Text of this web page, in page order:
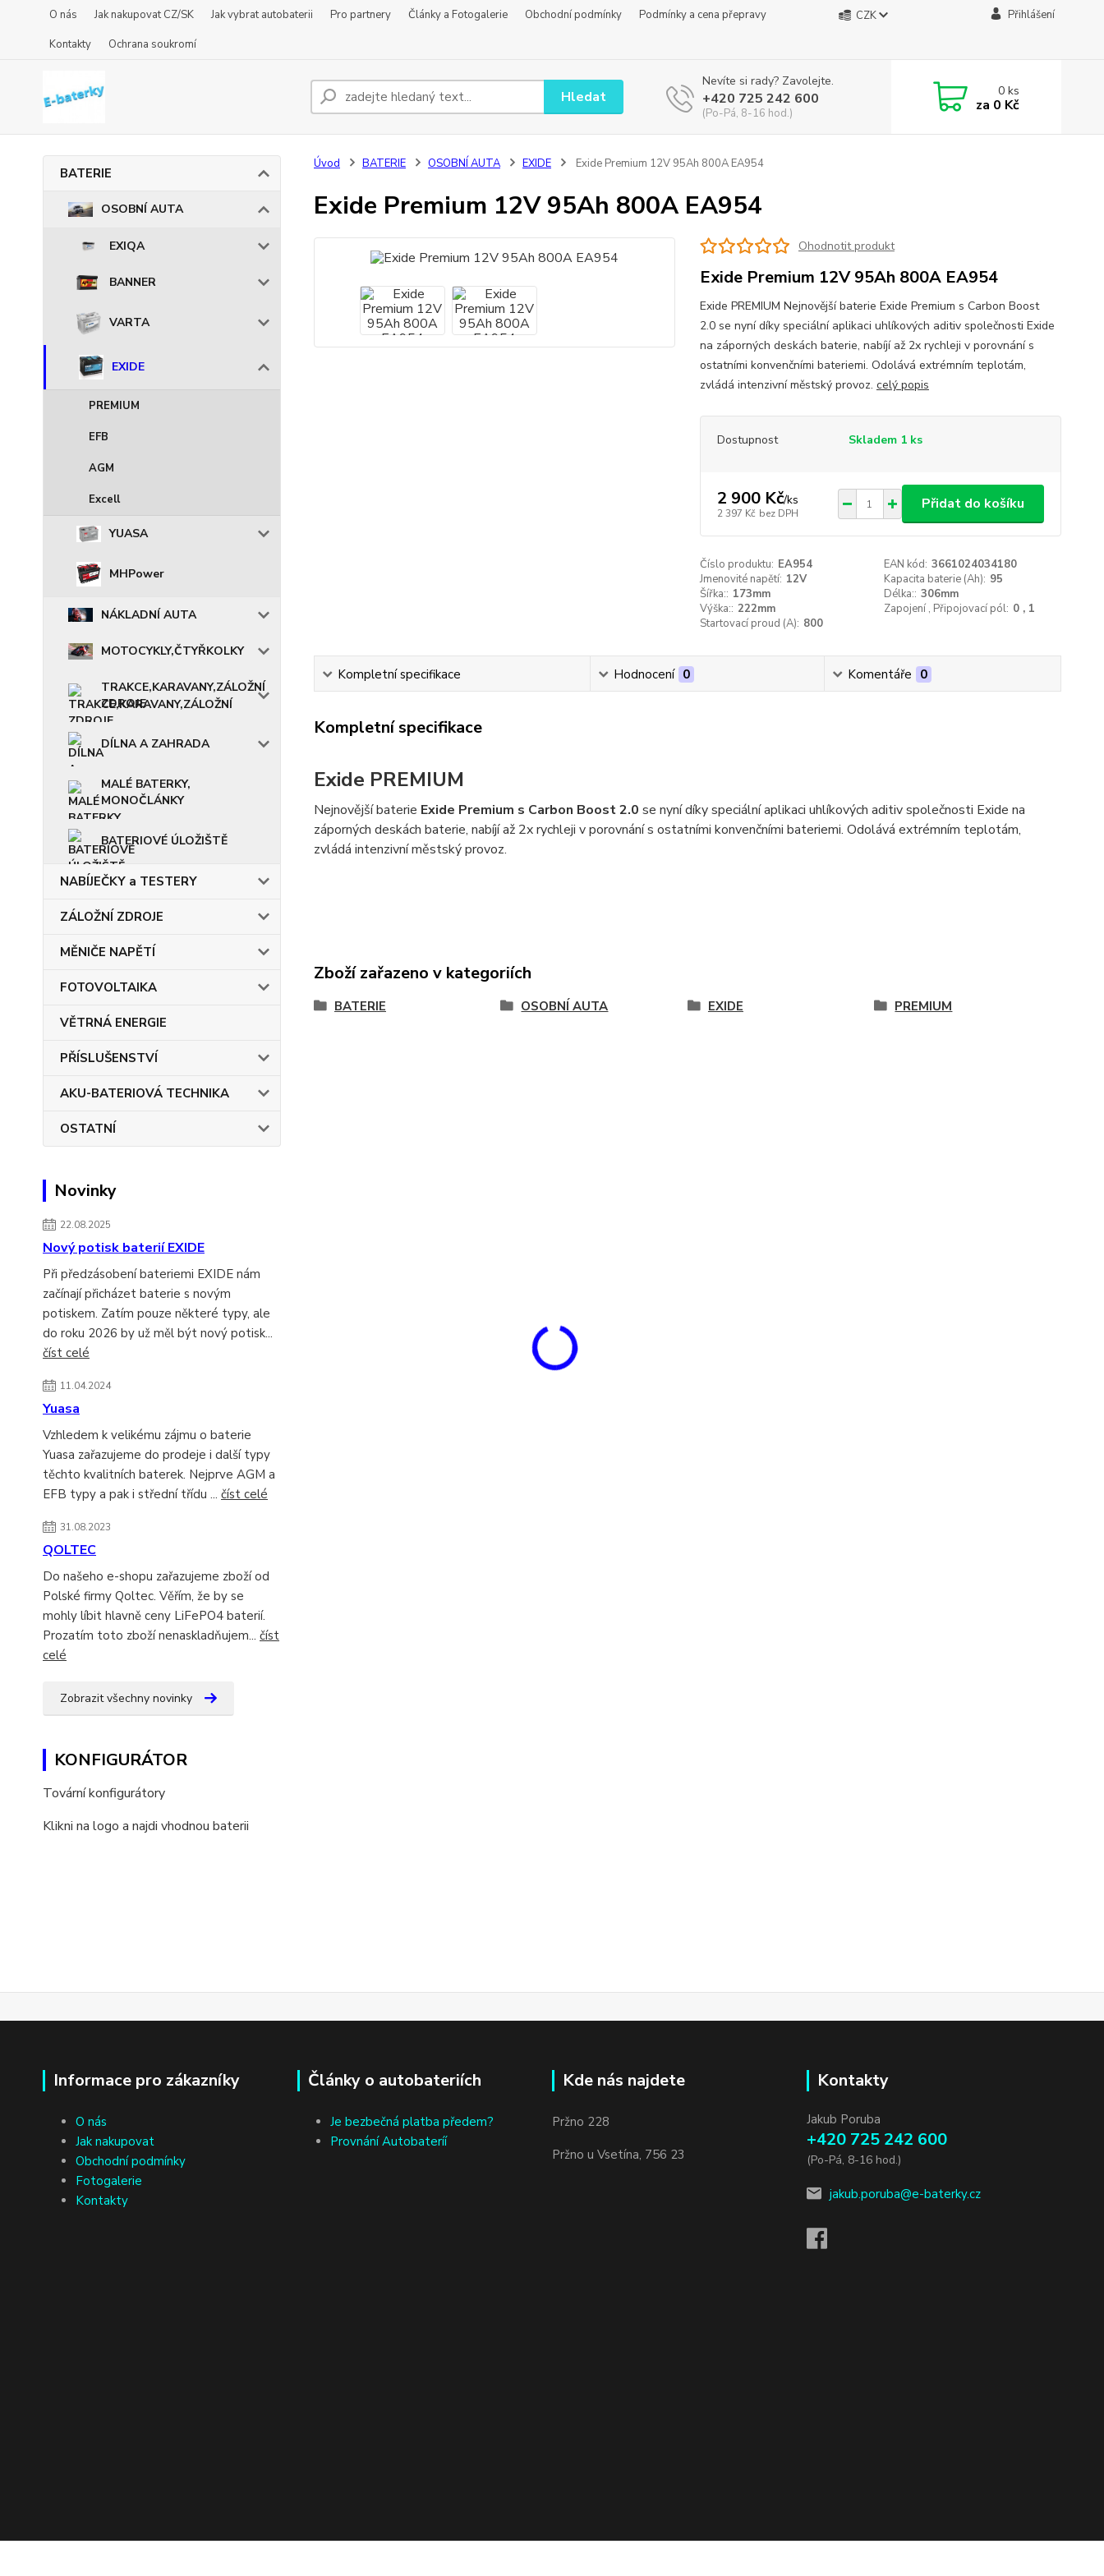
O nás Jak nakupovat CZ/SK Jak vybrat autobaterii Pro partnery Články a Fotogalerie Obchodní podmínky
Podmínky a cena přepravy
Kontakty
Ochrana soukromí
CZK Přihlášení
Hledat
Nevíte si rady? Zavolejte.
+420 725 242 600
(Po-Pá, 8-16 hod.)
0ks
za 0 Kč
BATERIE
OSOBNÍ AUTA
EXIQA
BANNER
VARTA
EXIDE
PREMIUM
EFB
AGM
Excell
YUASA
MHPower
NÁKLADNÍ AUTA
MOTOCYKLY,ČTYŘKOLKY
TRAKCE,KARAVANY,ZÁLOŽNÍ
ZDROJE
DÍLNA A ZAHRADA
MALÉ BATERKY,
MONOČLÁNKY
BATERIOVÉ ÚLOŽIŠTĚ
NABÍJEČKY a TESTERY
ZÁLOŽNÍ ZDROJE
MĚNIČE NAPĚTÍ
FOTOVOLTAIKA
VĚTRNÁ ENERGIE
PŘÍSLUŠENSTVÍ
AKU-BATERIOVÁ TECHNIKA
OSTATNÍ
Novinky
22.08.2025
Nový potisk baterií EXIDE
Při předzásobení bateriemi EXIDE nám
začínají přicházet baterie s novým
potiskem. Zatím pouze některé typy, ale
do roku 2026 by už měl být nový potisk...
číst celé
11.04.2024
Yuasa
Vzhledem k velikému zájmu o baterie
Yuasa zařazujeme do prodeje i další typy
těchto kvalitních baterek. Nejprve AGM a
EFB typy a pak i střední třídu ... číst celé
31.08.2023
QOLTEC
Do našeho e-shopu zařazujeme zboží od
Polské firmy Qoltec. Věřím, že by se
mohly líbit hlavně ceny LiFePO4 baterií.
Prozatím toto zboží nenaskladňujem... číst
celé
Zobrazit všechny novinky
KONFIGURÁTOR
Tovární konfigurátory
Klikni na logo a najdi vhodnou baterii
Úvod BATERIE OSOBNÍ AUTA EXIDE Exide Premium 12V 95Ah 800A EA954
Exide Premium 12V 95Ah 800A EA954
Ohodnotit produkt
Exide Premium 12V 95Ah 800A EA954
Exide PREMIUM Nejnovější baterie Exide Premium s Carbon Boost
2.0 se nyní díky speciální aplikaci uhlíkových aditiv společnosti Exide
na záporných deskách baterie, nabíjí až 2x rychleji v porovnání s
ostatními konvenčními bateriemi. Odolává extrémním teplotám,
zvládá intenzivní městský provoz. celý popis
Dostupnost Skladem 1 ks
2 900 Kč/ks
2 397 Kč bez DPH
Přidat do košíku
Číslo produktu: EA954 EAN kód: 3661024034180
Jmenovité napětí: 12V Kapacita baterie (Ah): 95
Šířka:: 173mm Délka:: 306mm
Výška:: 222mm Zapojení , Připojovací pól: 0 , 1
Startovací proud (A): 800
Kompletní specifikace Hodnocení 0 Komentáře 0
Kompletní specifikace
Exide PREMIUM
Nejnovější baterie Exide Premium s Carbon Boost 2.0 se nyní díky speciální aplikaci uhlíkových aditiv společnosti Exide na
záporných deskách baterie, nabíjí až 2x rychleji v porovnání s ostatními konvenčními bateriemi. Odolává extrémním teplotám,
zvládá intenzivní městský provoz.
Zboží zařazeno v kategoriích
BATERIE OSOBNÍ AUTA EXIDE PREMIUM
Informace pro zákazníky
O nás
Jak nakupovat
Obchodní podmínky
Fotogalerie
Kontakty
Články o autobateriích
Je bezbečná platba předem?
Provnání Autobateríí
Kde nás najdete
Pržno 228
Pržno u Vsetína, 756 23
Kontakty
Jakub Poruba
+420 725 242 600
(Po-Pá, 8-16 hod.)
jakub.poruba@e-baterky.cz